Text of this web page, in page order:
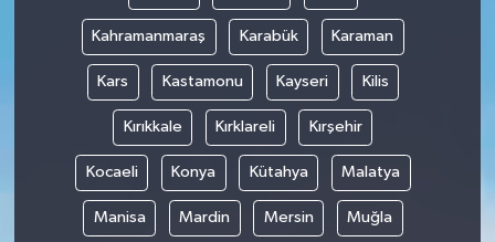
Kahramanmaraş Karabük Karaman
Kars Kastamonu Kayseri Kilis
Kırıkkale Kırklareli Kırşehir
Kocaeli Konya Kütahya Malatya
Manisa Mardin Mersin Muğla